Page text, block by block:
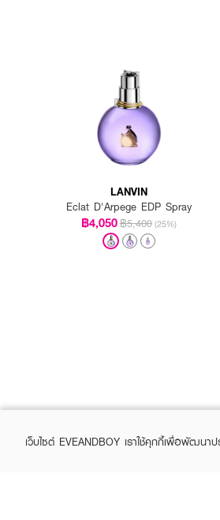
LANVIN
Eclat D'Arpege EDP Spray
฿4,050฿5,400 (25%)
เว็บไซต์ EVEANDBOY เราใช้คุกกี้เพื่อพัฒน